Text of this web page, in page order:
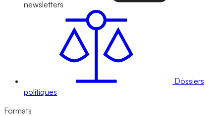
newsletters
Dossiers
politiques
Formats